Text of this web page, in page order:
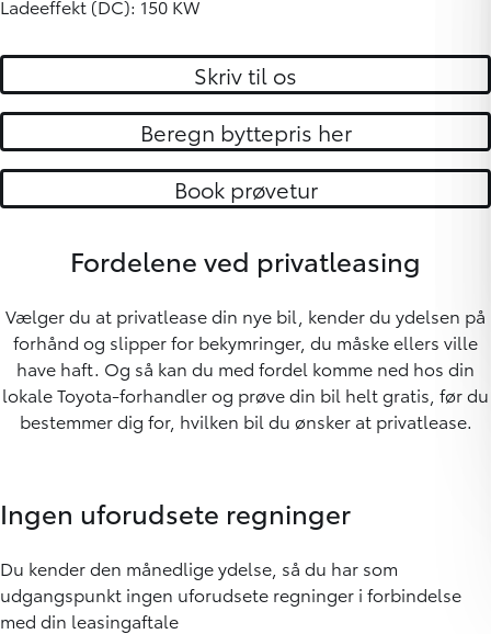
Ladeeffekt (DC): 150 KW
Skriv til os
Beregn byttepris her
Book prøvetur
Fordelene ved privatleasing
Vælger du at privatlease din nye bil, kender du ydelsen på
forhånd og slipper for bekymringer, du måske ellers ville
have haft. Og så kan du med fordel komme ned hos din
lokale Toyota-forhandler og prøve din bil helt gratis, før du
bestemmer dig for, hvilken bil du ønsker at privatlease.
Ingen uforudsete regninger
Du kender den månedlige ydelse, så du har som
udgangspunkt ingen uforudsete regninger i forbindelse
med din leasingaftale